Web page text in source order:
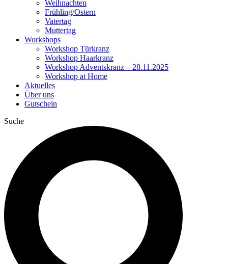
Weihnachten
Frühling/Ostern
Vatertag
Muttertag
Workshops
Workshop Türkranz
Workshop Haarkranz
Workshop Adventskranz – 28.11.2025
Workshop at Home
Aktuelles
Über uns
Gutschein
Suche